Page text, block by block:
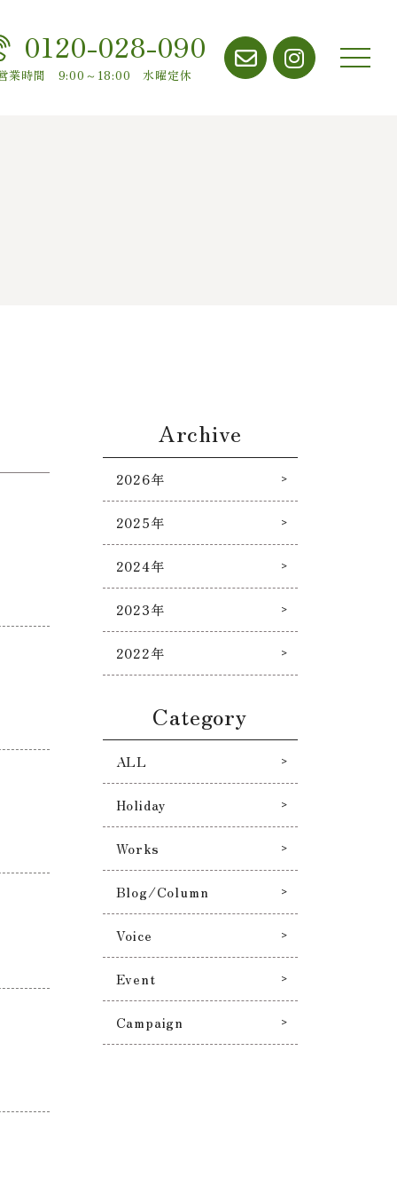
0120-028-090
業時間 9:00～18:00 水曜定休
メニ
Archive
2026年
2025年
2024年
2023年
2022年
Category
ALL
Holiday
Works
Blog/Column
Voice
Event
Campaign